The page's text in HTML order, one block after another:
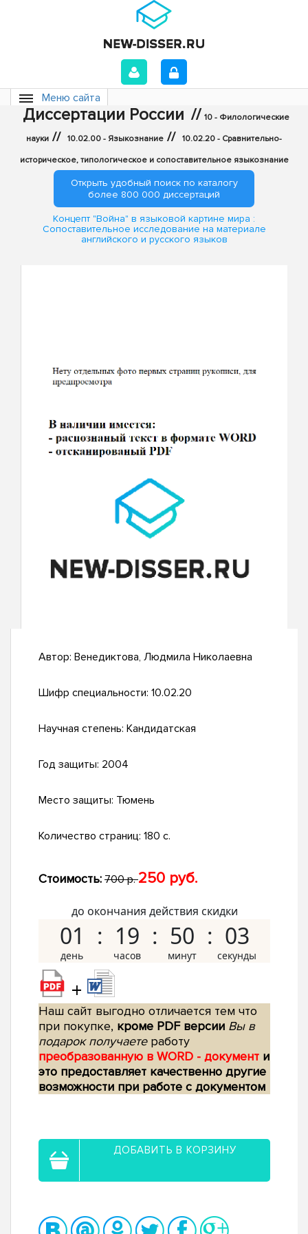
Меню сайта
Диссертации России // 10 - Филологические
науки // 10.02.00 - Языкознание // 10.02.20 - Сравнительно-
историческое, типологическое и сопоставительное языкознание
Открыть удобный поиск по каталогу
более 800 000 диссертаций
Концепт "Война" в языковой картине мира :
Сопоставительное исследование на материале
английского и русского языков
Автор: Венедиктова, Людмила Николаевна
Шифр специальности: 10.02.20
Научная степень: Кандидатская
Год защиты: 2004
Место защиты: Тюмень
Количество страниц: 180 с.
Стоимость: 700 р.250 руб.
до окончания действия скидки
01 19 50 02
+
Наш сайт выгодно отличается тем что
при покупке, кроме PDF версии Вы в
подарок получаетеработу
преобразованную в WORD - документ и
это предоставляет качественно другие
возможности при работе с документом
ДОБАВИТЬ В КОРЗИНУ